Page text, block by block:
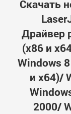
Скачать
Драйвер
(x86 и
Windows
и x64)/
2000/